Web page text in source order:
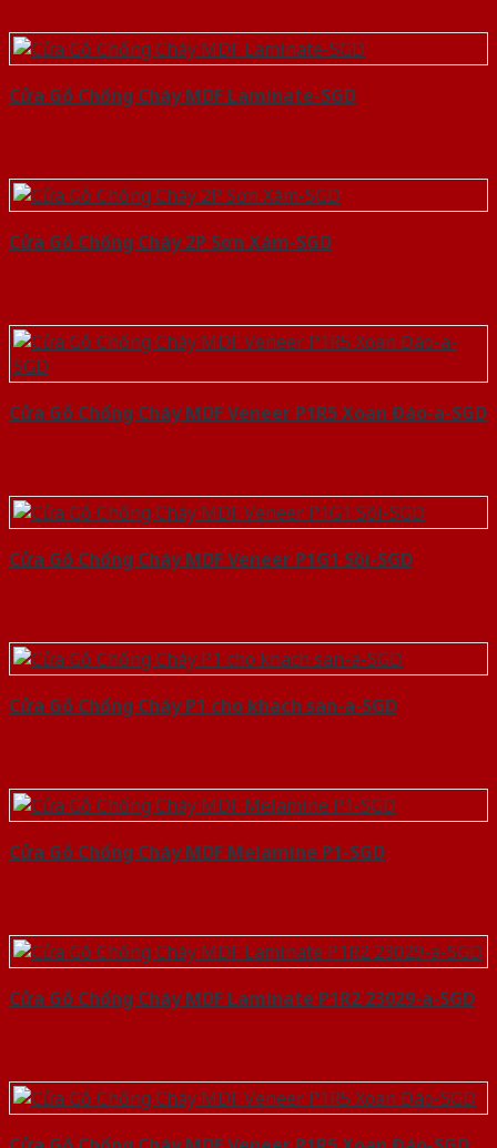
Cửa Gỗ Chống Cháy MDF Laminate-SGD
Cửa Gỗ Chống Cháy 2P Sơn Xám-SGD
Cửa Gỗ Chống Cháy MDF Veneer P1R5 Xoan Đào-a-SGD
Cửa Gỗ Chống Cháy MDF Veneer P1G1 Sồi-SGD
Cửa Gỗ Chống Cháy P1 cho khach san-a-SGD
Cửa Gỗ Chống Cháy MDF Melamine P1-SGD
Cửa Gỗ Chống Cháy MDF Laminate P1R2 23029-a-SGD